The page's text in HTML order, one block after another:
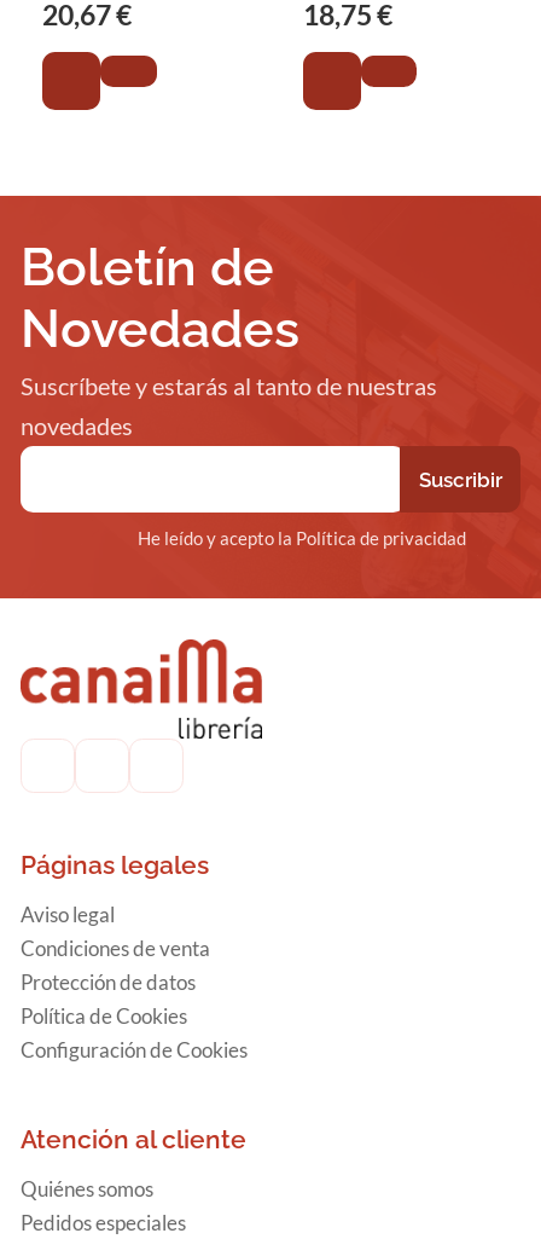
20,67 € 18,75 €
Boletín de
Novedades
Suscríbete y estarás al tanto de nuestras
novedades
He leído y acepto la Política de privacidad
Páginas legales
Aviso legal
Condiciones de venta
Protección de datos
Política de Cookies
Configuración de Cookies
Atención al cliente
Quiénes somos
Pedidos especiales